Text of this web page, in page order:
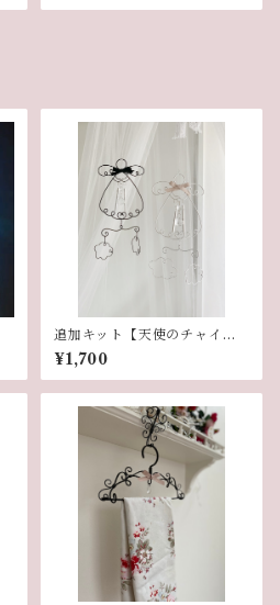
追加キット【天使のチャイ
ム】
¥1,700